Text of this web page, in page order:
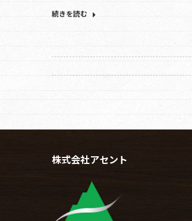
続きを読む
株式会社アセント